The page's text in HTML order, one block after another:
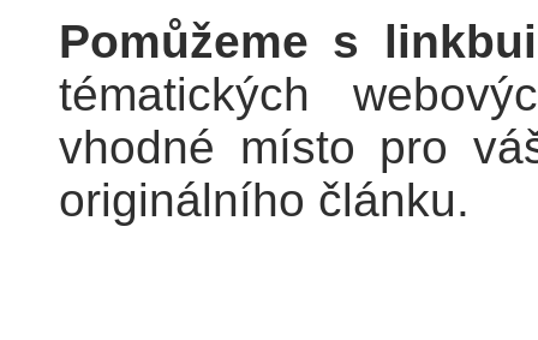
Pomůžeme s
tématických
vhodné místo pro
originálního článku.